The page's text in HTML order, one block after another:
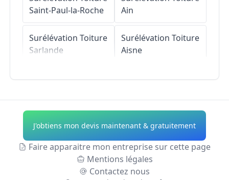
Saint-Paul-la-Roche
Surélévation Toiture
Sarlande
Surélévation Toiture
Saint-Priest-les-
Fougères
Surélévation Toiture
Ain
Surélévation Toiture
Aisne
Surélévation Toiture
Alpes-de-Haute-
Provence
Surélévation Toiture
J'obtiens mon devis maintenant & gratuitement
Faire apparaitre mon entreprise sur cette page
Mentions légales
Contactez nous